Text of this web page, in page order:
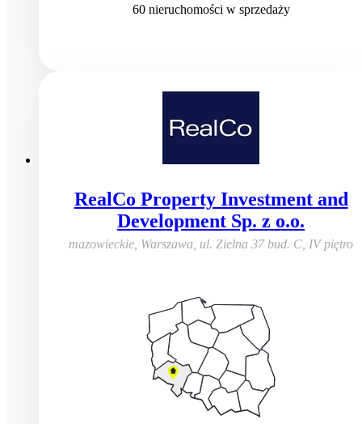
60 nieruchomości w sprzedaży
RealCo Property Investment and
Development Sp. z o.o.
mazowieckie, Warszawa ul. Zielna 37 bud. C, IV piętro